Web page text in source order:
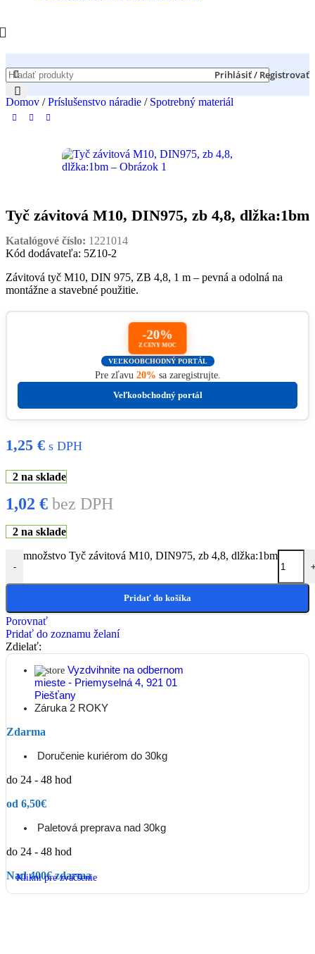
Prihlásiť / Registrovať
Domov / Príslušenstvo náradie / Spotrebný materiál
Klikni pre zväčšenie
Tyč závitová M10, DIN975, zb 4,8, dlžka:1bm
Katalógové číslo: 1221014
Kód dodávateľa: 5Z10-2
Závitová tyč M10, DIN 975, ZB 4,8, 1 m – pevná a odolná na
montážne a stavebné použitie.
-20%
Z CENY MOC
VEĽKOOBCHODNÝ PORTÁL
Pre zľavu 20% sa zaregistrujte.
Veľkoobchodný portál
1,25 € s DPH
2 na sklade
1,02 € bez DPH
2 na sklade
-
množstvo Tyč závitová M10, DIN975, zb 4,8, dlžka:1bm
Pridať do košíka
Porovnať
Pridať do zoznamu želaní
Zdielať:
Vyzdvihnite na odbernom
mieste - Priemyselná 4, 921 01
Piešťany
Záruka 2 ROKY
Zdarma
Doručenie kuriérom do 30kg
do 24 - 48 hod
od 6,50€
Paletová preprava nad 30kg
do 24 - 48 hod
Nad 400€ zdarma